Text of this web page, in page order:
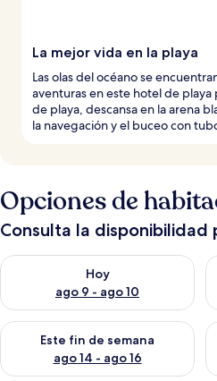
La mejor vida en la playa
Las olas del océano se
aventuras en este hotel de playa
de playa, descansa en la arena
la navegación y el buceo con
Opciones de
Consulta la disponibilidad
Hoy
ago 9 - ago 10
Consulta la disponibilidad para
Este fin de semana
ago 14 - ago 16
Consulta la disponibilidad para